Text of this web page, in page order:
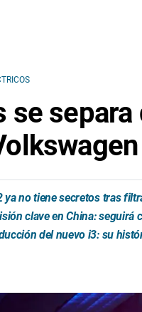
separa
ya no tiene secretos tras
clave en China:
del nuevo i3: su